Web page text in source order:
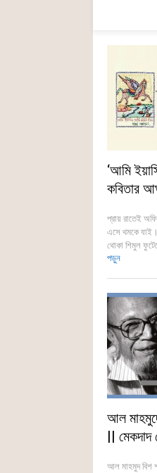
‘আমি
কবিতার
প্রায় রাতেই
এসে থমকে যাই।
থোকা শিমুল
পড়ুন
আল
|| ‎মেকদাদ
‎আল মাহমুদ বিশ